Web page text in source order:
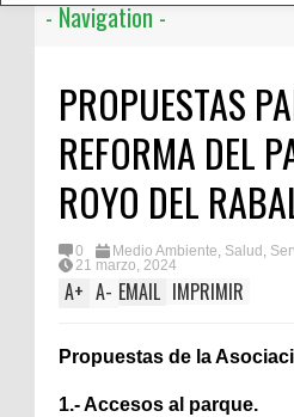
PROPUESTAS
REFORMA DEL
ROYO DEL
0 Medio Ambiente, Salud ,
21 marzo, 2024
A+ A- EMAIL IMPRIMIR
Propuestas de la
1.- Accesos al parque.